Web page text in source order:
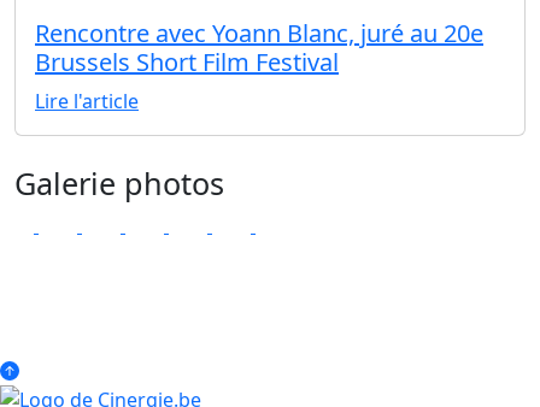
Rencontre avec Yoann Blanc, juré au 20e
Brussels Short Film Festival
Lire l'article
Galerie photos